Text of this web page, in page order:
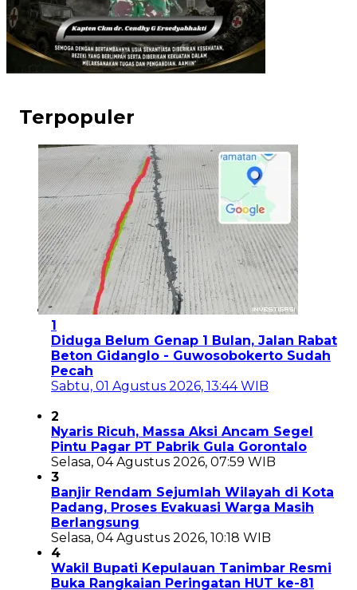
Terpopuler
1
Diduga Belum Genap 1 Bulan, Jalan Rabat
Beton Gidanglo - Guwosobokerto Sudah
Pecah
Sabtu, 01 Agustus 2026, 13:44 WIB
2
Nyaris Ricuh, Massa Aksi Ancam Segel
Pintu Pagar PT Pabrik Gula Gorontalo
Selasa, 04 Agustus 2026, 07:59 WIB
3
Banjir Rendam Sejumlah Wilayah di Kota
Padang, Proses Evakuasi Warga Masih
Berlangsung
Selasa, 04 Agustus 2026, 10:18 WIB
4
Wakil Bupati Kepulauan Tanimbar Resmi
Buka Rangkaian Peringatan HUT ke-81